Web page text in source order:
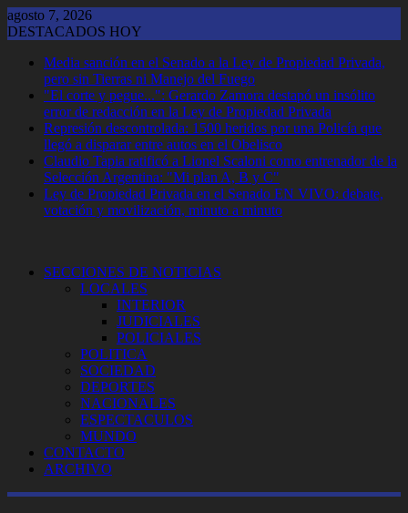
Saltar
al
agosto 7, 2026
DESTACADOS HOY
Media sanción en el Senado a la Ley de Propiedad Privada,
pero sin Tierras ni Manejo del Fuego
"El corte y pegue...": Gerardo Zamora destapó un insólito
error de redacción en la Ley de Propiedad Privada
Represión descontrolada: 1500 heridos por una Policía que
llegó a disparar entre autos en el Obelisco
Claudio Tapia ratificó a Lionel Scaloni como entrenador de la
Selección Argentina: "Mi plan A, B y C"
Ley de Propiedad Privada en el Senado EN VIVO: debate,
votación y movilización, minuto a minuto
SECCIONES DE NOTICIAS
LOCALES
INTERIOR
JUDICIALES
POLICIALES
POLITICA
SOCIEDAD
DEPORTES
NACIONALES
ESPECTACULOS
MUNDO
CONTACTO
ARCHIVO